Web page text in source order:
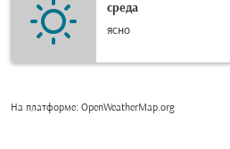
среда
ясно
На платформе: OpenWeatherMap.org